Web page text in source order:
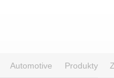
Automotive Produkty